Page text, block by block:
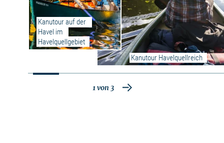
Weitere Informationen zu der Feldberger
Seenlandschaft
Kanutour auf der
Havel im
Havelquellgebiet
Kanutour Havelquellreich
1 von 3